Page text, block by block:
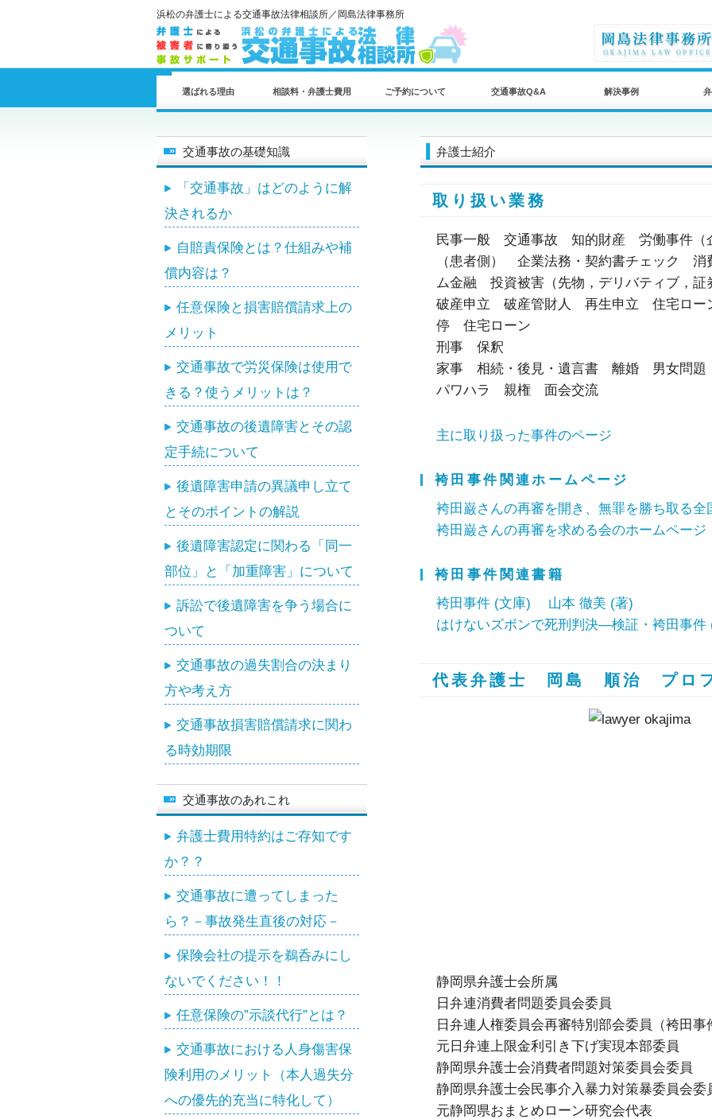
浜松の弁護士による交通事故法律相談所／岡島法律事務所
選ばれる理由 相談料・弁護士費用 ご予約について 交通事故Q&A 解決事例
弁護士紹介
取り扱い業務
民事一般 交通事故 知的財産 労働事件（
（患者側） 企業法務・契約書チェック
ム金融 投資被害（先物，デリバティブ，
破産申立 破産管財人 再生申立 住宅ロ
停 住宅ローン
刑事 保釈
家事 相続・後見・遺言書 離婚 男女
パワハラ 親権 面会交流
主に取り扱った事件のページ
袴田事件関連ホームページ
袴田巌さんの再審を開き、無罪を勝ち取る全
袴田巌さんの再審を求める会のホームページ
袴田事件関連書籍
袴田事件 (文庫) 山本 徹美 (著)
はけないズボンで死刑判決―検証・袴田事
代表弁護士 岡島 順治 プロ
静岡県弁護士会所属
日弁連消費者問題委員会委員
日弁連人権委員会再審特別部会委員（袴田事
元日弁連上限金利引き下げ実現本部委員
静岡県弁護士会消費者問題対策委員会委員
静岡県弁護士会民事介入暴力対策暴委員会委
元静岡県おまとめローン研究会代表
交通事故の基礎知識
「交通事故」はどのように解
決されるか
自賠責保険とは？仕組みや補
償内容は？
任意保険と損害賠償請求上の
メリット
交通事故で労災保険は使用で
きる？使うメリットは？
交通事故の後遺障害とその認
定手続について
後遺障害申請の異議申し立て
とそのポイントの解説
後遺障害認定に関わる「同一
部位」と「加重障害」について
訴訟で後遺障害を争う場合に
ついて
交通事故の過失割合の決まり
方や考え方
交通事故損害賠償請求に関わ
る時効期限
交通事故のあれこれ
弁護士費用特約はご存知です
か？？
交通事故に遭ってしまった
ら？－事故発生直後の対応－
保険会社の提示を鵜呑みにし
ないでください！！
任意保険の”示談代行”とは？
交通事故における人身傷害保
険利用のメリット（本人過失分
への優先的充当に特化して）